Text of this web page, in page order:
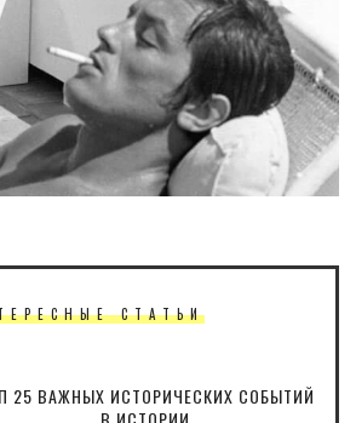
СТАТЬИ
25 ВАЖНЫХ ИСТОРИЧЕСКИХ СОБЫТИЙ